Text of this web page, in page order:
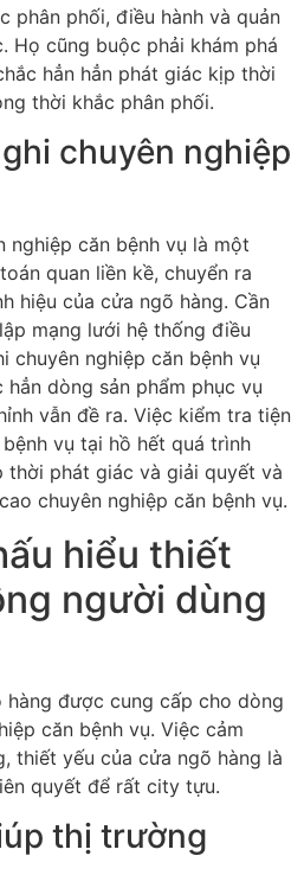
phân phối, điều hành và quản
Họ cũng buộc phải khám phá
hẳn hẳn phát giác kịp thời
thời khắc phân phối.
chuyên nghiệp
nghiệp căn bệnh vụ là một
quan liền kề, chuyển ra
hiệu của cửa ngõ hàng. Cần
mạng lưới hệ thống điều
chuyên nghiệp căn bệnh vụ
dòng sản phẩm phục vụ
vẫn đề ra. Việc kiểm tra tiện
vụ tại hồ hết quá trình
thời phát giác và giải quyết và
chuyên nghiệp căn bệnh vụ.
hiểu thiết
người dùng
hàng được cung cấp cho dòng
căn bệnh vụ. Việc cảm
thiết yếu của cửa ngõ hàng là
quyết để rất city tựu.
thị trường